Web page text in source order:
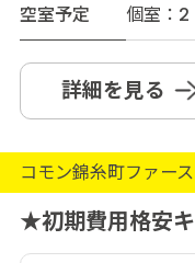
空室予定
個室：2
詳細を見る
コモン錦糸町ファー
★初期費用格安